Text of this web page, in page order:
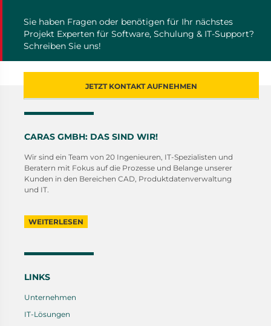
Sie haben Fragen oder benötigen für Ihr nächstes
Projekt Experten für Software, Schulung & IT-Support?
Schreiben Sie uns!
JETZT KONTAKT AUFNEHMEN
CARAS GMBH: DAS SIND WIR!
Wir sind ein Team von 20 Ingenieuren, IT-Spezialisten und
Beratern mit Fokus auf die Prozesse und Belange unserer
Kunden in den Bereichen CAD, Produktdatenverwaltung
und IT.
WEITERLESEN
LINKS
Unternehmen
IT-Lösungen